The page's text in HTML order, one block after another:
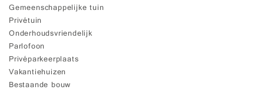
Gemeenschappelijke tuin
Privétuin
Onderhoudsvriendelijk
Parlofoon
Privéparkeerplaats
Vakantiehuizen
Bestaande bouw